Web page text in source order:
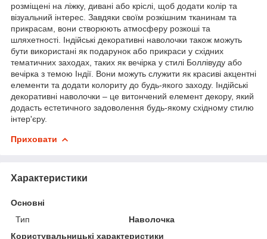
розміщені на ліжку, дивані або кріслі, щоб додати колір та
візуальний інтерес. Завдяки своїм розкішним тканинам та
прикрасам, вони створюють атмосферу розкоші та
шляхетності. Індійські декоративні наволочки також можуть
бути використані як подарунок або прикраси у східних
тематичних заходах, таких як вечірка у стилі Боллівуду або
вечірка з темою Індії. Вони можуть служити як красиві акцентні
елементи та додати колориту до будь-якого заходу. Індійські
декоративні наволочки – це витончений елемент декору, який
додасть естетичного задоволення будь-якому східному стилю
інтер'єру.
Приховати
Характеристики
Основні
Тип
Наволочка
Користувальницькі характеристики